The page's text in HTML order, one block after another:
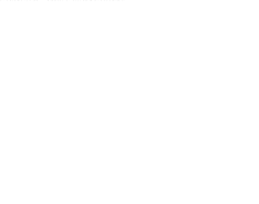
분의 장비들은 몇십만원씩 하지만 이와키라는